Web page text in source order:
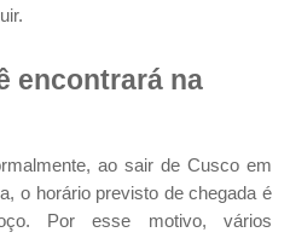
encontrará na
ao sair de Cusco em
o horário previsto de chegada é
Por esse motivo, vários